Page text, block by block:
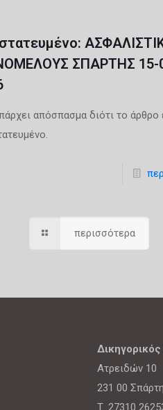
ΣΠΑΡΤΗΣ 15-
απόσπασμα διότι το άρθρο
περισσότερα
Ατρειδών 10
231 00 Σπάρτη
Τ. 27310